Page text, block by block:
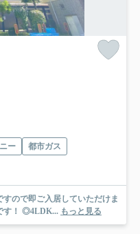
ー
都市ガス
ので即ご入居していただけま
す！ ◎4LDK... もっと見る